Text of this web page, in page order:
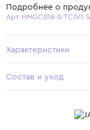
Подробнее о
Арт. HMGC018-0-TCJV1-
Характеристики
Состав и уход